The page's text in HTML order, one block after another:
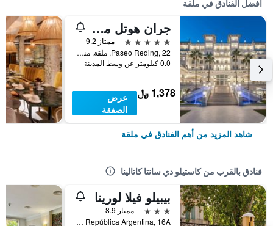
أفضل الفنادق في ملقة
جران هوتل ميراماري جا
5 نجوم
ممتاز 9.2
Paseo Reding, 22, ملقة, منطقة أندلوسيا, أسبانيا
0.0 كيلومتر عن وسط المدينة
1,378 ﷼
عرض
الصفقة
شاهد المزيد من أهم الفنادق في ملقة
فنادق بالقرب من كاستيلو دي سانتا كاتالينا
بيبيلو فيلا لورينا
3 نجوم
ممتاز 8.9
Calle República Argentina, 16A, ملقة, منطقة أندلوسيا, أسبانيا